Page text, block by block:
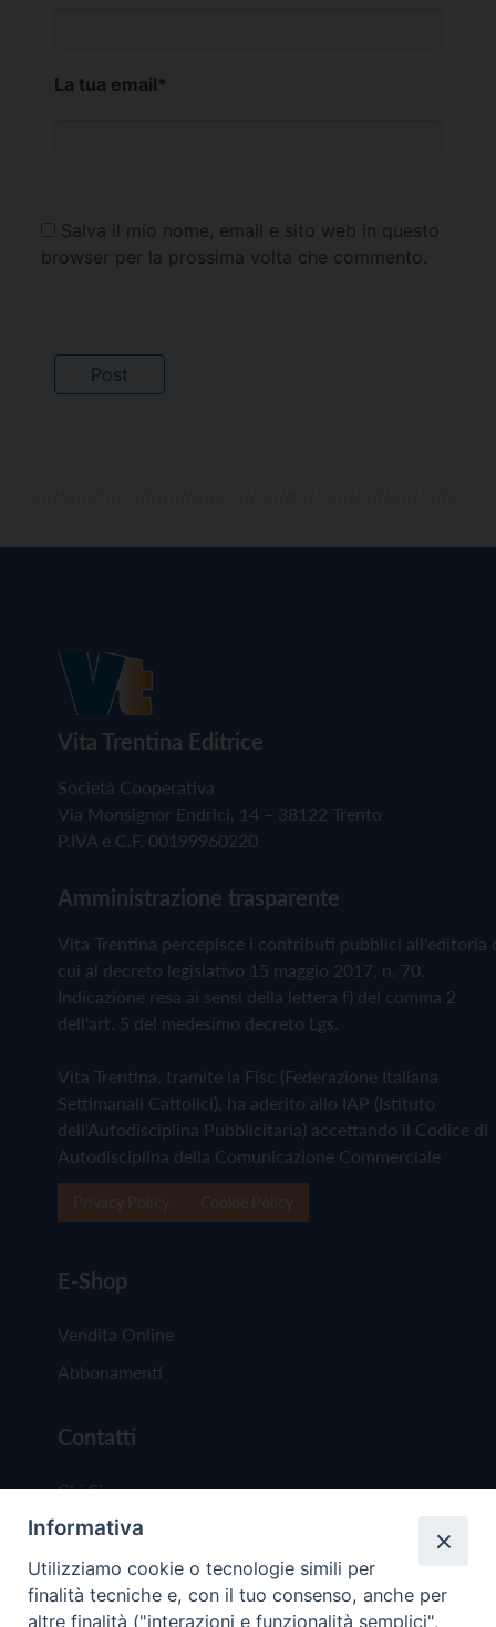
La tua email*
Salva il mio nome, email e sito web in questo
browser per la prossima volta che commento.
Vita Trentina Editrice
Società Cooperativa
Via Monsignor Endrici, 14 – 38122 Trento
P.IVA e C.F. 00199960220
Amministrazione trasparente
Vita Trentina percepisce i contributi pubblici all'editoria
cui al decreto legislativo 15 maggio 2017, n. 70.
Indicazione resa ai sensi della lettera f) del comma 2
dell'art. 5 del medesimo decreto Lgs.
Vita Trentina, tramite la Fisc (Federazione Italiana
Settimanali Cattolici), ha aderito allo IAP (Istituto
dell'Autodisciplina Pubblicitaria) accettando il Codice di
Autodisciplina della Comunicazione Commerciale
E-Shop
Vendita Online
Abbonamenti
Contatti
Chi Siamo
Redazione
Scrivici
Informativa
Utilizziamo cookie o tecnologie simili per
finalità tecniche e, con il tuo consenso, anche per
altre finalità ("interazioni e funzionalità semplici",